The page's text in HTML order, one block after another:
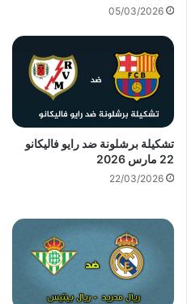
05/03/2026
تشكيلة برشلونة ضد رايو فاليكانو
22 مارس 2026
22/03/2026